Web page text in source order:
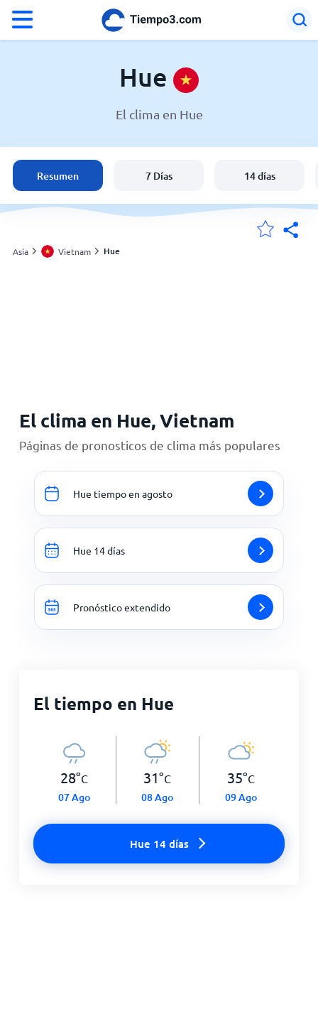
Vietnam
España
Argentina
Hue
El clima en Hue
Resumen 7 Días 14 días
Asia Vietnam Hue
El clima en Hue, Vietnam
Páginas de pronosticos de clima más populares
Hue tiempo en agosto
Hue 14 días
Pronóstico extendido
El tiempo en Hue
28°C
07 Ago
31°C
08 Ago
35°C
09 Ago
Hue 14 días